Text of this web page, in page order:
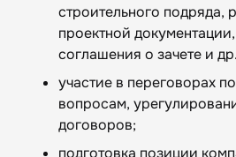
строительного подряда,
проектной
соглашения о зачете и
участие в переговорах
вопросам,
договоров;
подготовка позиции